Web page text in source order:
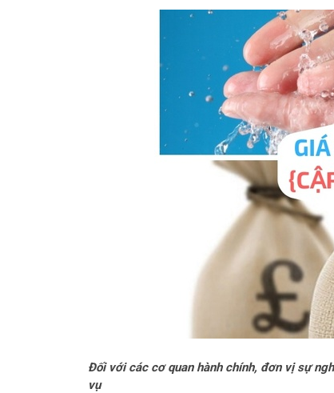
Đối với các cơ quan hành chính, đơn vị sự
vụ